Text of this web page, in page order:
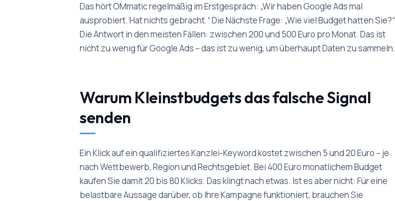
Das hört OMmatic regelmäßig im Erstgespräch: „Wir haben Google Ads mal
ausprobiert. Hat nichts gebracht.“ Die Nächste Frage: „Wie viel Budget hatten Sie?“
Die Antwort in den meisten Fällen: zwischen 200 und 500 Euro pro Monat. Das ist
nicht zu wenig für Google Ads – das ist zu wenig, um überhaupt Daten zu sammeln.
Warum Kleinstbudgets das falsche Signal
senden
Ein Klick auf ein qualifiziertes Kanzlei-Keyword kostet zwischen 5 und 20 Euro – je
nach Wettbewerb, Region und Rechtsgebiet. Bei 400 Euro monatlichem Budget
kaufen Sie damit 20 bis 80 Klicks. Das klingt nach etwas. Ist es aber nicht: Für eine
belastbare Aussage darüber, ob Ihre Kampagne funktioniert, brauchen Sie